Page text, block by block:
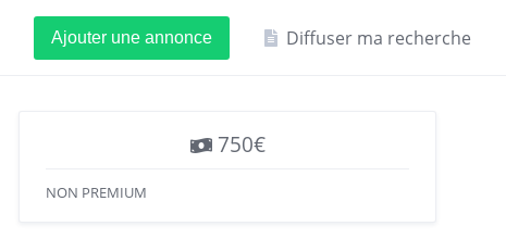
Ajouter une annonce Diffuser ma recherche
750€
NON PREMIUM